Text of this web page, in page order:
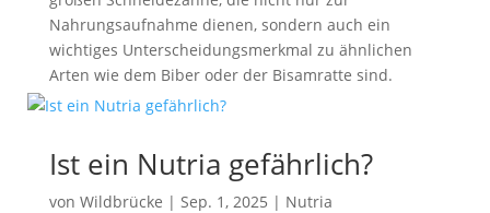
Nahrungsaufnahme dienen, sondern auch ein
wichtiges Unterscheidungsmerkmal zu ähnlichen
Arten wie dem Biber oder der Bisamratte sind.
Ist ein Nutria gefährlich?
von Wildbrücke | Sep. 1, 2025 | Nutria